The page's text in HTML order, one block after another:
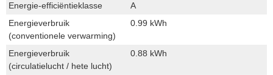
Energie-efficiëntieklasse
A
Energieverbruik
(conventionele verwarming)
0.99 kWh
Energieverbruik
(circulatielucht / hete lucht)
0.88 kWh